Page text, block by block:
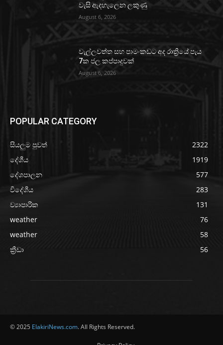
වැසි ඇදහැලෙන ලකුණු
August 6, 2026
වැල්ලවත්ත සහ පාමංකඩට අද රාත්‍රියේ පැය
7ක ජල කප්පාදුවක්
August 6, 2026
POPULAR CATEGORY
සියලුම පුවත්
2322
දේශීය
1919
දේශපාලන
577
විදේශීය
283
ව්‍යාපාරික
131
weather
76
weather
58
ක්‍රීඩා
56
© 2025 ElakiriNews.com. All Rights Reserved.